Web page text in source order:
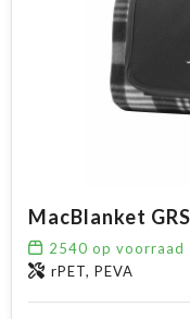
2540 op voorraad
rPET, PEVA